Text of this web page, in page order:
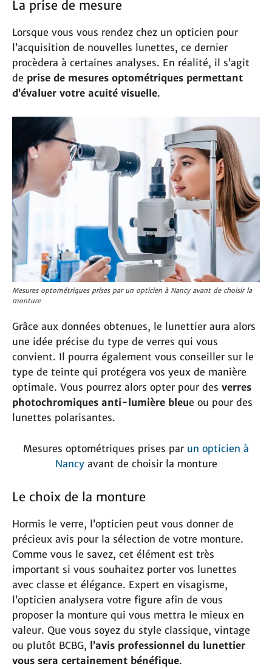
La prise de mesure
Lorsque vous vous rendez chez un opticien pour
l’acquisition de nouvelles lunettes, ce dernier
procèdera à certaines analyses. En réalité, il s’agit
de prise de mesures optométriques permettant
d’évaluer votre acuité visuelle.
Mesures optométriques prises par un opticien à Nancy avant de choisir la
monture
Grâce aux données obtenues, le lunettier aura alors
une idée précise du type de verres qui vous
convient. Il pourra également vous conseiller sur le
type de teinte qui protégera vos yeux de manière
optimale. Vous pourrez alors opter pour des verres
photochromiques anti-lumière bleue ou pour des
lunettes polarisantes.
Mesures optométriques prises par un opticien à
Nancyavant de choisir la monture
Le choix de la monture
Hormis le verre, l’opticien peut vous donner de
précieux avis pour la sélection de votre monture.
Comme vous le savez, cet élément est très
important si vous souhaitez porter vos lunettes
avec classe et élégance. Expert en visagisme,
l’opticien analysera votre figure afin de vous
proposer la monture qui vous mettra le mieux en
valeur. Que vous soyez du style classique, vintage
ou plutôt BCBG, l’avis professionnel du lunettier
vous sera certainement bénéfique.